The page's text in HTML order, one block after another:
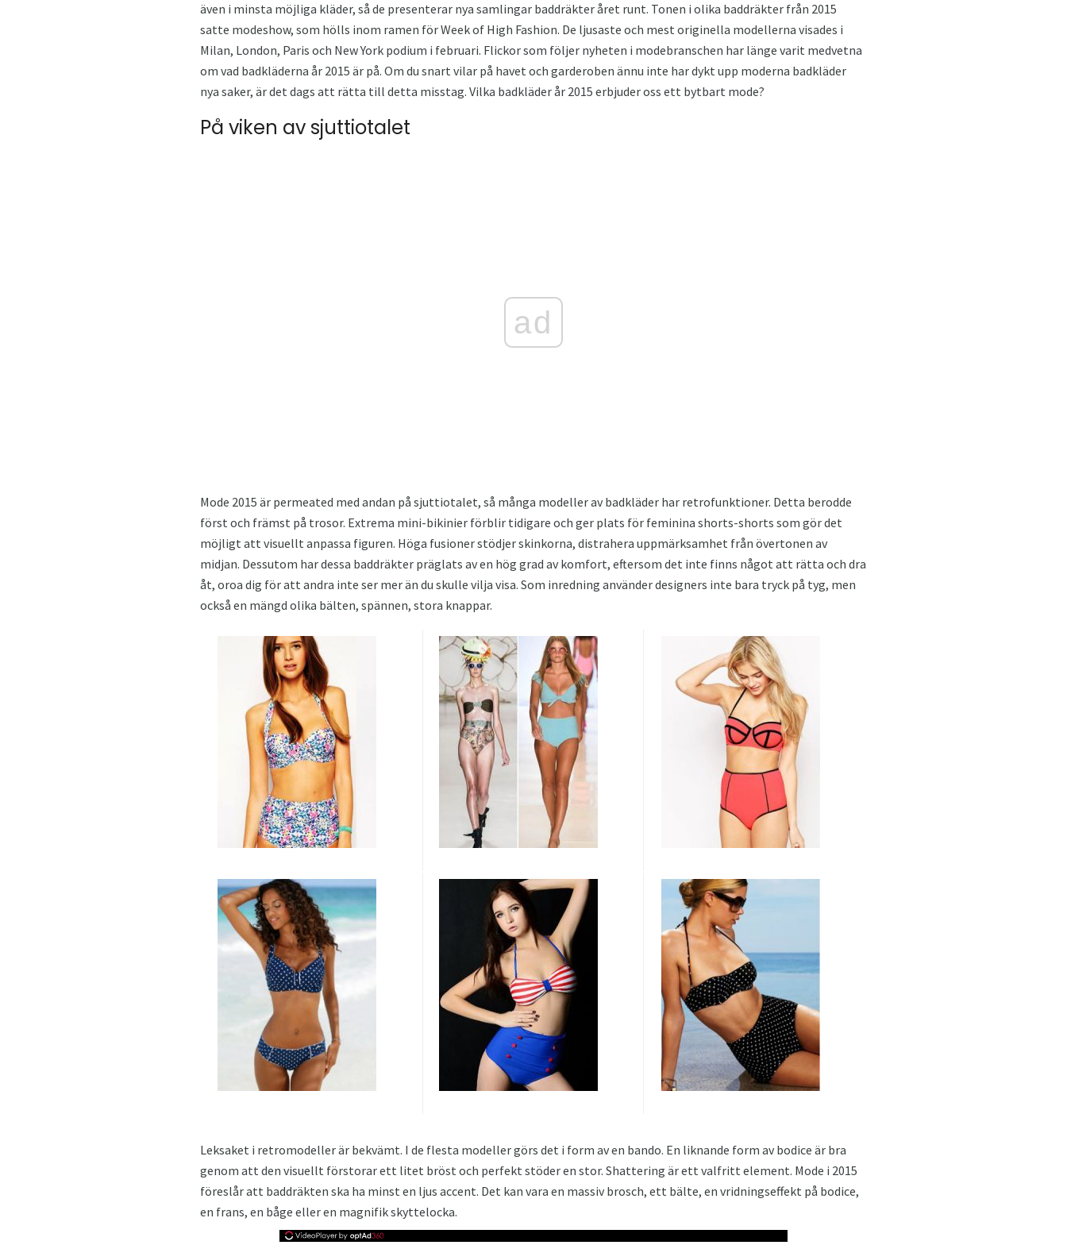
även i minsta möjliga kläder, så de presenterar nya samlingar baddräkter året runt. Tonen i olika baddräkter från 2015
satte modeshow, som hölls inom ramen för Week of High Fashion. De ljusaste och mest originella modellerna visades i
Milan, London, Paris och New York podium i februari. Flickor som följer nyheten i modebranschen har länge varit medvetna
om vad badkläderna år 2015 är på. Om du snart vilar på havet och garderoben ännu inte har dykt upp moderna badkläder
nya saker, är det dags att rätta till detta misstag. Vilka badkläder år 2015 erbjuder oss ett bytbart mode?
På viken av sjuttiotalet
ad
Mode 2015 är permeated med andan på sjuttiotalet, så många modeller av badkläder har retrofunktioner. Detta berodde
först och främst på trosor. Extrema mini-bikinier förblir tidigare och ger plats för feminina shorts-shorts som gör det
möjligt att visuellt anpassa figuren. Höga fusioner stödjer skinkorna, distrahera uppmärksamhet från övertonen av
midjan. Dessutom har dessa baddräkter präglats av en hög grad av komfort, eftersom det inte finns något att rätta och dra
åt, oroa dig för att andra inte ser mer än du skulle vilja visa. Som inredning använder designers inte bara tryck på tyg, men
också en mängd olika bälten, spännen, stora knappar.
Leksaket i retromodeller är bekvämt. I de flesta modeller görs det i form av en bando. En liknande form av bodice är bra
genom att den visuellt förstorar ett litet bröst och perfekt stöder en stor. Shattering är ett valfritt element. Mode i 2015
föreslår att baddräkten ska ha minst en ljus accent. Det kan vara en massiv brosch, ett bälte, en vridningseffekt på bodice,
en frans, en båge eller en magnifik skyttelocka.